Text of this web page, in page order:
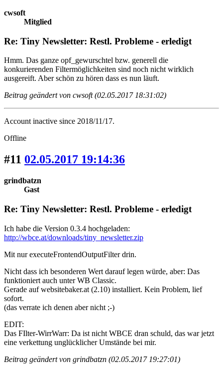
cwsoft
Mitglied
Re: Tiny Newsletter: Restl. Probleme - erledigt
Hmm. Das ganze opf_gewurschtel bzw. generell die
konkurierenden Filtermöglichkeiten sind noch nicht wirklich
ausgereift. Aber schön zu hören dass es nun läuft.
Beitrag geändert von cwsoft (02.05.2017 18:31:02)
Account inactive since 2018/11/17.
Offline
#11 02.05.2017 19:14:36
grindbatzn
Gast
Re: Tiny Newsletter: Restl. Probleme - erledigt
Ich habe die Version 0.3.4 hochgeladen:
http://wbce.at/downloads/tiny_newsletter.zip
Mit nur executeFrontendOutputFilter drin.
Nicht dass ich besonderen Wert darauf legen würde, aber: Das
funktioniert auch unter WB Classic.
Gerade auf websitebaker.at (2.10) installiert. Kein Problem, lief
sofort.
(das verrate ich denen aber nicht ;-)
EDIT:
Das FIlter-WirrWarr: Da ist nicht WBCE dran schuld, das war jetzt
eine verkettung unglücklicher Umstände bei mir.
Beitrag geändert von grindbatzn (02.05.2017 19:27:01)